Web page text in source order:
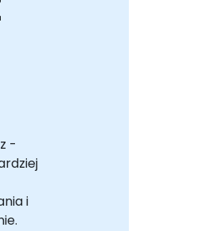
w . W tych
z Twoimi
aby ocenić
przynoszą
-
i